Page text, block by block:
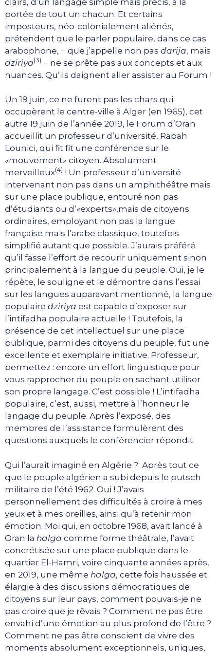
portée de tout un chacun. Et certains
imposteurs, néo-colonialement aliénés,
prétendent que le parler populaire, dans ce cas
arabophone, − que j’appelle non pas darija, mais
dziriya(3) − ne se prête pas aux concepts et aux
nuances. Qu’ils daignent aller assister au Forum !
Un 19 juin, ce ne furent pas les chars qui
occupèrent le centre-ville à Alger (en 1965), cet
autre 19 juin de l’année 2019, le Forum d’Oran
accueillit un professeur d’université, Rabah
Lounici, qui fit fit une conférence sur le
«mouvement» citoyen. Absolument
merveilleux(4) ! Un professeur d’université
intervenant non pas dans un amphithéâtre mais
sur une place publique, entouré non pas
d’étudiants ou d’«experts»,mais de citoyens
ordinaires, employant non pas la langue
française mais l’arabe classique, toutefois
simplifié autant que possible. J’aurais préféré
qu’il fasse l’effort de recourir uniquement sinon
principalement à la langue du peuple. Oui, je le
répète, le souligne et le démontre dans l’essai
sur les langues auparavant mentionné, la langue
populaire dziriya est capable d’exposer sur
l’intifadha populaire actuelle ! Toutefois, la
présence de cet intellectuel sur une place
publique, parmi des citoyens du peuple, fut une
excellente et exemplaire initiative. Professeur,
permettez : encore un effort linguistique pour
vous rapprocher du peuple en sachant utiliser
son propre langage. C’est possible ! L’intifadha
populaire, c’est, aussi, mettre à l’honneur le
langage du peuple. Après l’exposé, des
membres de l’assistance formulèrent des
questions auxquels le conférencier répondit.
Qui l’aurait imaginé en Algérie ? Après tout ce
que le peuple algérien a subi depuis le putsch
militaire de l’été 1962. Oui ! J’avais
personnellement des difficultés à croire à mes
yeux et à mes oreilles, ainsi qu’à retenir mon
émotion. Moi qui, en octobre 1968, avait lancé à
Oran la halga comme forme théâtrale, l’avait
concrétisée sur une place publique dans le
quartier El-Hamri, voire cinquante années après,
en 2019, une même halga, cette fois haussée et
élargie à des discussions démocratiques de
citoyens sur leur pays, comment pouvais-je ne
pas croire que je rêvais ? Comment ne pas être
envahi d’une émotion au plus profond de l’être ?
Comment ne pas être conscient de vivre des
moments absolument exceptionnels, uniques,